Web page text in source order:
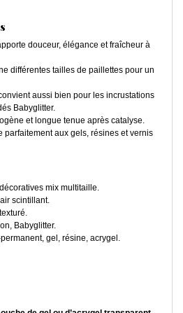
douceur, élégance et fraîcheur à
différentes tailles de paillettes pour un
aussi bien pour les incrustations
Babyglitter.
et longue tenue après catalyse.
parfaitement aux gels, résines et vernis
mix multitaille.
scintillant.
Babyglitter.
gel, résine, acrygel.